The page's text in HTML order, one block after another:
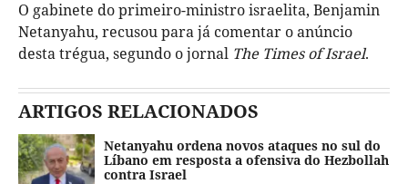
O gabinete do primeiro-ministro israelita, Benjamin
Netanyahu, recusou para já comentar o anúncio
desta trégua, segundo o jornal The Times of Israel.
ARTIGOS RELACIONADOS
Netanyahu ordena novos ataques no sul do
Líbano em resposta a ofensiva do Hezbollah
contra Israel